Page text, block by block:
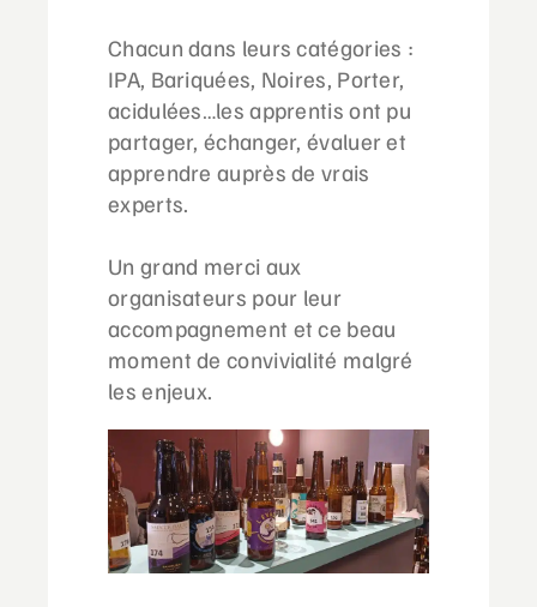
Chacun dans leurs catégories :
IPA, Bariquées, Noires, Porter,
acidulées…les apprentis ont pu
partager, échanger, évaluer et
apprendre auprès de vrais
experts.
Un grand merci aux
organisateurs pour leur
accompagnement et ce beau
moment de convivialité malgré
les enjeux.